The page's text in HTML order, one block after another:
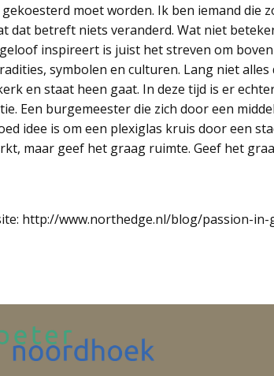
moet worden. Ik ben iemand die
dat betreft niets veranderd. Wat niet
inspireert is juist het streven om
symbolen en culturen. Lang niet
en staat heen gaat. In deze tijd is er
Een burgemeester die zich door een
idee is om een plexiglas kruis door een
maar geef het graag ruimte. Geef het
http://www.northedge.nl/blog/passion-